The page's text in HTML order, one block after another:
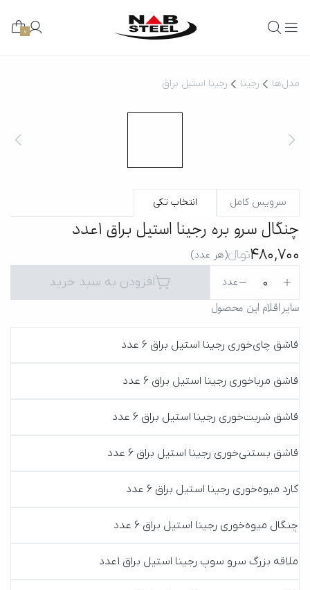
0
مدل‌ها رجینا رجینا استیل براق
سرویس کامل انتخاب تکی
چنگال سرو بره رجینا استیل براق 1عدد
480,700تومانءءء(هر عدد)
0 عدد افزودن به سبد خرید
سایر اقلام این محصول
قاشق چا‌ی‌خوری رجینا استیل براق 6 عدد
قاشق مرباخوری رجینا استیل براق 6 عدد
قاشق شربت‌خوری رجینا استیل براق 6 عدد
قاشق بستنی‌خوری رجینا استیل براق 6 عدد
کارد میوه‌خوری رجینا استیل براق 6 عدد
چنگال میوه‌خوری رجینا استیل براق 6 عدد
ملاقه بزرگ سرو سوپ رجینا استیل براق 1عدد